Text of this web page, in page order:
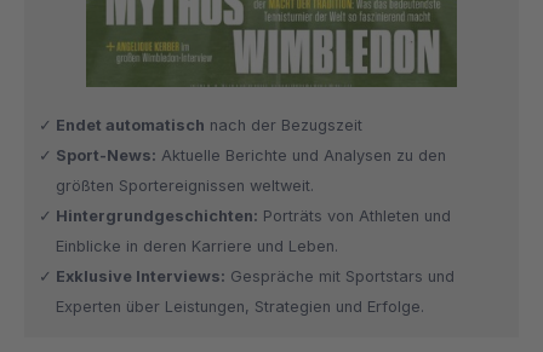
Endet automatisch nach der Bezugszeit
Sport-News: Aktuelle Berichte und Analysen zu den
größten Sportereignissen weltweit.
Hintergrundgeschichten: Porträts von Athleten und
Einblicke in deren Karriere und Leben.
Exklusive Interviews: Gespräche mit Sportstars und
Experten über Leistungen, Strategien und Erfolge.